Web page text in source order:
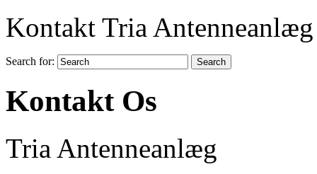
Kontakt Tria
Search for:
Kontakt Os
Tria Antenneanlæg